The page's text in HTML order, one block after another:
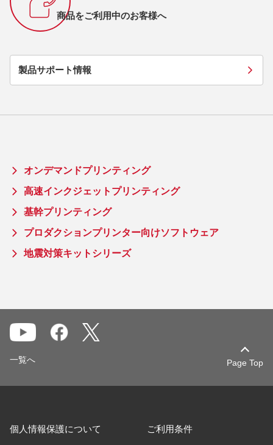
商品をご利用中のお客様へ
製品サポート情報
オンデマンドプリンティング
高速インクジェットプリンティング
基幹プリンティング
プロダクションプリンター向けソフトウェア
地震対策キットシリーズ
Page Top
一覧へ
個人情報保護について ご利用条件